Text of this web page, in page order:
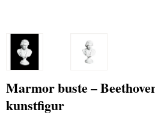
Marmor buste –
kunstfigur